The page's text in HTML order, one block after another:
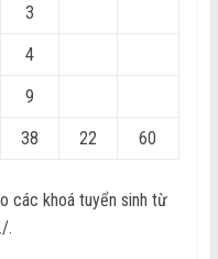
3
4
9
38 22 60
các khoá tuyển sinh từ
.